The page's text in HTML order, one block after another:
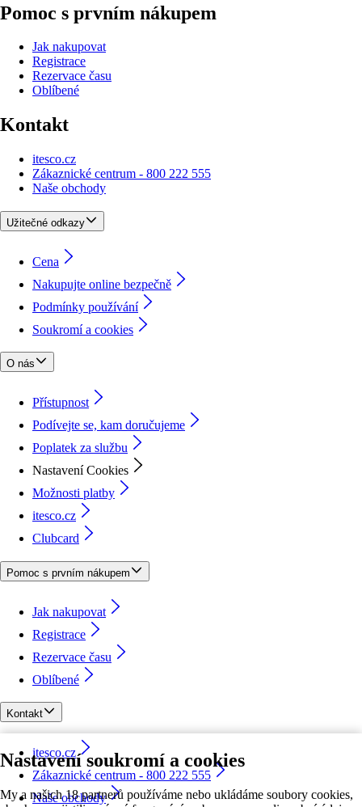
Nastavení soukromí a cookies
My a našich 18 partnerů používáme nebo ukládáme soubory cookies,
Pomoc s prvním nákupem
Jak nakupovat
Registrace
Rezervace času
Oblíbené
Kontakt
itesco.cz
Zákaznické centrum - 800 222 555
Naše obchody
Užitečné odkazy
Cena
Nakupujte online bezpečně
Podmínky používání
Soukromí a cookies
O nás
Přístupnost
Podívejte se, kam doručujeme
Poplatek za službu
Nastavení Cookies
Možnosti platby
itesco.cz
Clubcard
Pomoc s prvním nákupem
Jak nakupovat
Registrace
Rezervace času
Oblíbené
Kontakt
itesco.cz
Zákaznické centrum - 800 222 555
Naše obchody